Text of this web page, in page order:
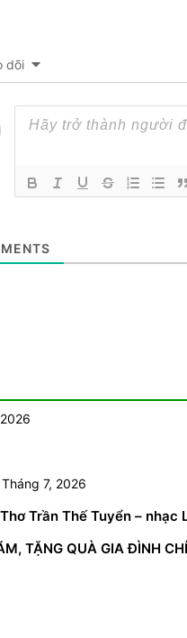
dõi
7, 2026
Trần Thế Tuyển – nhạc
TẶNG QUÀ GIA ĐÌNH